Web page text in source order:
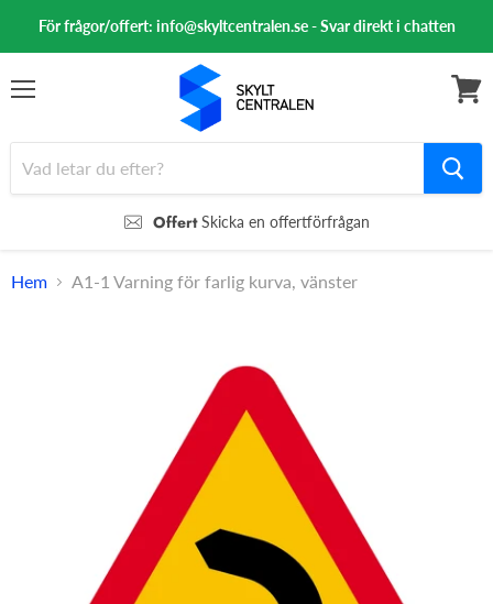
För frågor/offert: info@skyltcentralen.se - Svar direkt i chatten
OffertSkicka en offertförfrågan
Hem A1-1 Varning för farlig kurva, vänster